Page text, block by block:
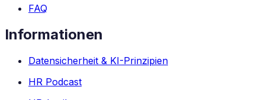
FAQ
Informationen
Datensicherheit & KI-Prinzipien
HR Podcast